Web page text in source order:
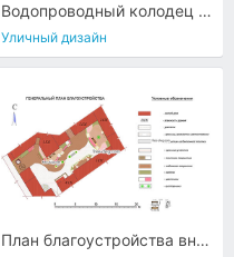
Водопроводный колодец КВ1
Уличный дизайн
План благоустройства внутриквартального двора